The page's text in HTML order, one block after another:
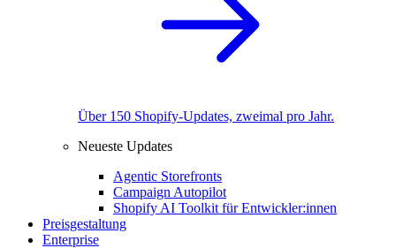
Über 150 Shopify-Updates, zweimal pro Jahr.
Neueste Updates
Agentic Storefronts
Campaign Autopilot
Shopify AI Toolkit für Entwickler:innen
Preisgestaltung
Enterprise